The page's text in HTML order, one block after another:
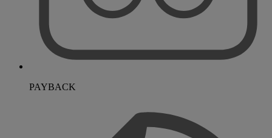
PAYBACK